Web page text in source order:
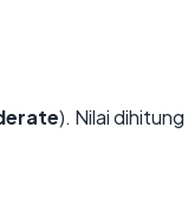
). Nilai